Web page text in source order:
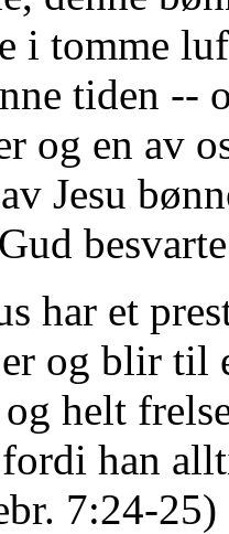
i tomme
tiden --
og en av
Jesu
har et
og blir til
helt
han
7:24-25)